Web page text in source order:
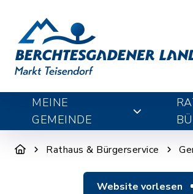
MEINE
GEMEINDE
Rathaus & Bürgerservice
Website vorlesen